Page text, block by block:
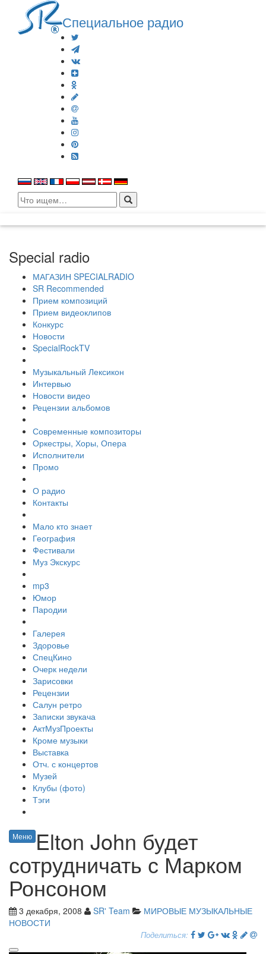
Специальное радио
Search
for:
Special radio
МАГАЗИН SPECIALRADIO
SR Recommended
Прием композиций
Прием видеоклипов
Конкурс
Новости
SpecialRockTV
Музыкальный Лексикон
Интервью
Новости видео
Рецензии альбомов
Современные композиторы
Оркестры, Хоры, Опера
Исполнители
Промо
О радио
Контакты
Мало кто знает
География
Фестивали
Муз Экскурс
mp3
Юмор
Пародии
Галерея
Здоровье
СпецКино
Очерк недели
Зарисовки
Рецензии
Салун ретро
Записки звукача
АктМузПроекты
Кроме музыки
Выставка
Отч. с концертов
Музей
Клубы (фото)
Тэги
Меню Elton John будет
сотрудничать с Марком
Ронсоном
3 декабря, 2008 SR' Team
МИРОВЫЕ МУЗЫКАЛЬНЫЕ
НОВОСТИ
Поделиться: